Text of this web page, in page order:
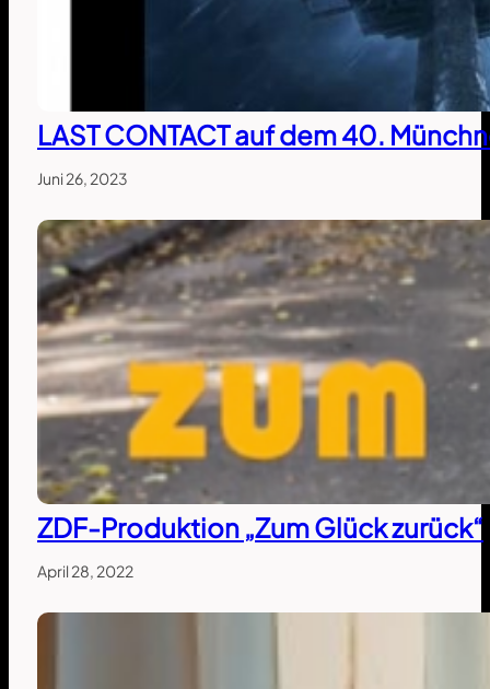
LAST CONTACT auf dem 40.
Juni 26, 2023
ZDF-Produktion „Zum Glück zurück“
April 28, 2022